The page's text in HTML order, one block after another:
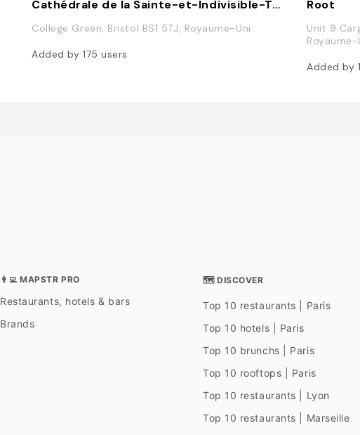
Cathédrale de la Sainte-et-Indivisible-Trinité de Bristol
College Green, Bristol BS1 5TJ, Royaume-Uni
Added by 175users
Root
Unit 9
Royaume-
Added by
👨‍💻 MAPSTR PRO
Restaurants, hotels & bars
Brands
🗺 DISCOVER
Top 10 restaurants | Paris
Top 10 hotels | Paris
Top 10 brunchs | Paris
Top 10 rooftops | Paris
Top 10 restaurants | Lyon
Top 10 restaurants | Marseille